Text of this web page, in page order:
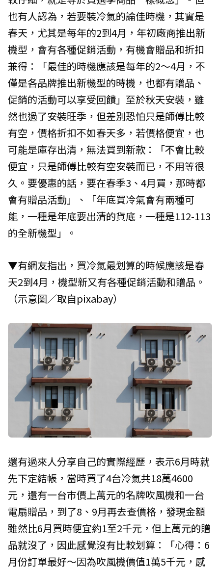
也有人認為，若要裝冷氣的論佳時機，其實是
春天，尤其是每年的2到4月，年初廠商推出新
機型，會有各種促銷活動，有機會贈品和折扣
兼得：「最佳的時機應該是每年的2～4月，不
僅是各品牌推出新機型的時機，也都有贈品、
促銷的活動可以享受回饋」至於秋天安裝，雖
然也過了安裝旺季，但差別恐怕只是師傅比較
有空，價格折扣不如春天多，若價格便宜，也
可能是庫存出清，無法買到新款：「不會比較
便宜，只是師傅比較有空安裝而已，不用等很
久。要優惠的話，要在春季3、4月買，那時都
會有贈品活動」、「年底買冷氣會有兩種可
能，一種是年底要出清的貨底，一種是112-113
的全新機型」。
▼有網友指出，買冷氣最划算的時候應該是春
天2到4月，機型新又有各種促銷活動和贈品。
（示意圖／取自pixabay）
還有過來人分享自己的實際經歷，表示6月時就
先下定結帳，當時買了4台冷氣共18萬4600
元，還有一台市價上萬元的名牌吹風機和一台
電扇贈品，到了8、9月再去查價格，發現金額
雖然比6月買時便宜約1至2千元，但上萬元的贈
品就沒了，因此感覺沒有比較划算：「心得：6
月份訂單最好～因為吹風機價值1萬5千元，感